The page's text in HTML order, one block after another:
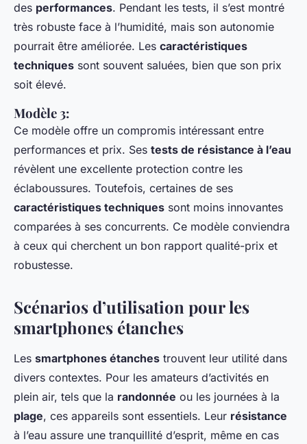
des performances. Pendant les tests, il s’est montré
très robuste face à l’humidité, mais son autonomie
pourrait être améliorée. Les caractéristiques
techniques sont souvent saluées, bien que son prix
soit élevé.
Modèle 3:
Ce modèle offre un compromis intéressant entre
performances et prix. Ses tests de résistance à l’eau
révèlent une excellente protection contre les
éclaboussures. Toutefois, certaines de ses
caractéristiques techniques sont moins innovantes
comparées à ses concurrents. Ce modèle conviendra
à ceux qui cherchent un bon rapport qualité-prix et
robustesse.
Scénarios d’utilisation pour les
smartphones étanches
Les smartphones étanches trouvent leur utilité dans
divers contextes. Pour les amateurs d’activités en
plein air, tels que la randonnée ou les journées à la
plage, ces appareils sont essentiels. Leur résistance
à l’eau assure une tranquillité d’esprit, même en cas